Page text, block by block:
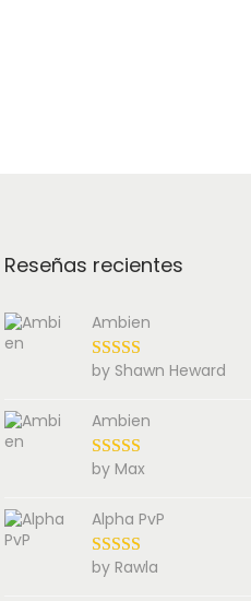
Reseñas recientes
Ambien
by Shawn Heward
Ambien
by Max
Alpha PvP
by Rawla